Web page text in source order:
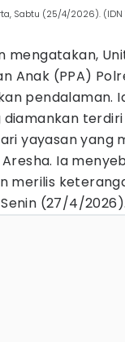
Sabtu (25/4/2026).
mengatakan,
Anak (PPA)
pendalaman.
diamankan
yayasan yang
Ia
merilis
(27/4/2026).